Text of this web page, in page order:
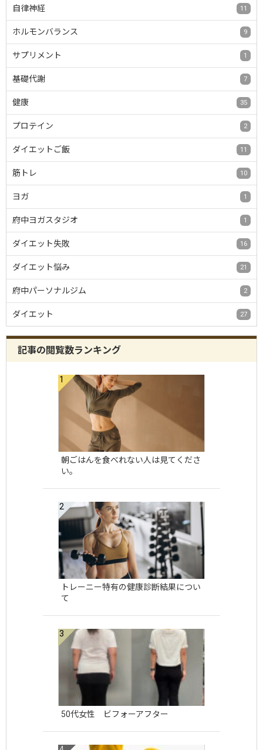
自律神経 11
ホルモンバランス 9
サプリメント 1
基礎代謝 7
健康 35
プロテイン 2
ダイエットご飯 11
筋トレ 10
ヨガ 1
府中ヨガスタジオ 1
ダイエット失敗 16
ダイエット悩み 21
府中パーソナルジム 2
ダイエット 27
記事の閲覧数ランキング
朝ごはんを食べれない人は見てくださ
い。
トレーニー特有の健康診断結果につい
て
50代女性 ビフォーアフター